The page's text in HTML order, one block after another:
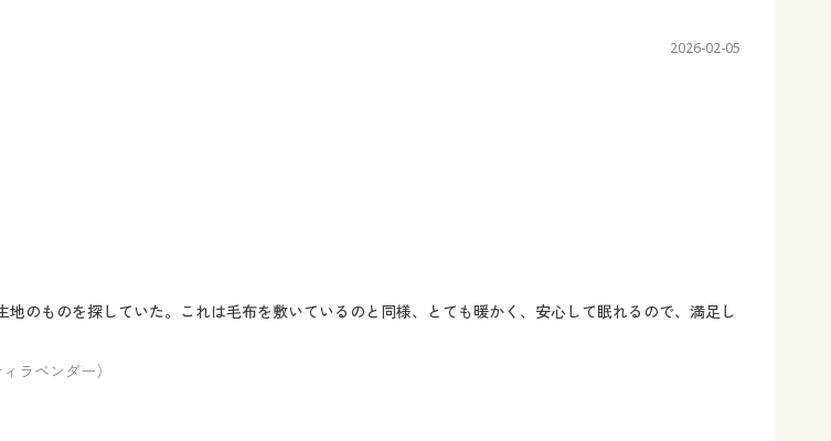
2026-02-05
のものを探していた。これは毛布を敷いているのと同様、とても暖かく、安心して眠れるので、満足し
ラベンダー）